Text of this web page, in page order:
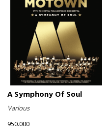
A Symphony Of Soul
Various
950.000